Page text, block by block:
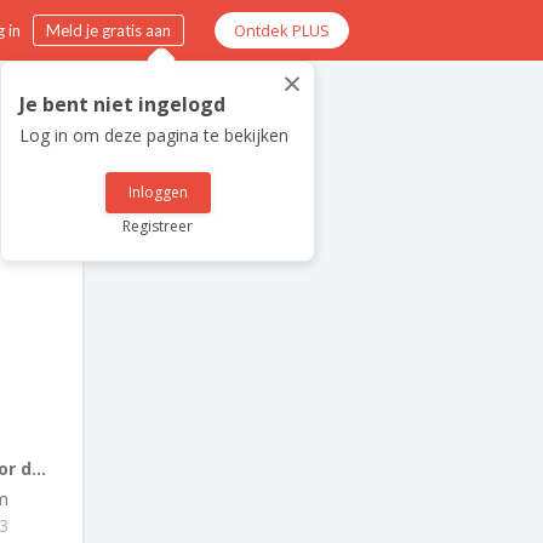
in Meld je gratis aan Ontdek PLUS
×
Je bent niet ingelogd
Log in om deze pagina te bekijken
Inloggen
Registreer
d...